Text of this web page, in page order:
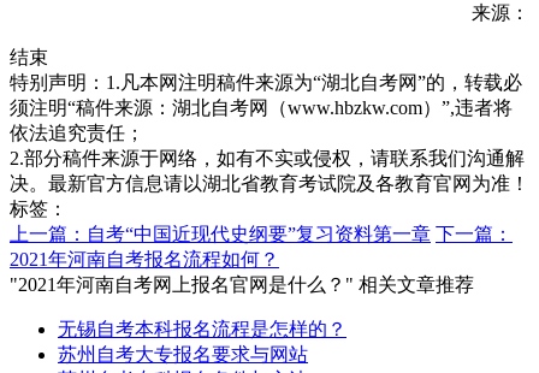
来源：
结束
特别声明：1.凡本网注明稿件来源为“湖北自考网”的，转载必
须注明“稿件来源：湖北自考网（www.hbzkw.com）”,违者将
依法追究责任；
2.部分稿件来源于网络，如有不实或侵权，请联系我们沟通解
决。最新官方信息请以湖北省教育考试院及各教育官网为准！
标签：
上一篇：自考“中国近现代史纲要”复习资料第一章 下一篇：
2021年河南自考报名流程如何？
"2021年河南自考网上报名官网是什么？" 相关文章推荐
无锡自考本科报名流程是怎样的？
苏州自考大专报名要求与网站